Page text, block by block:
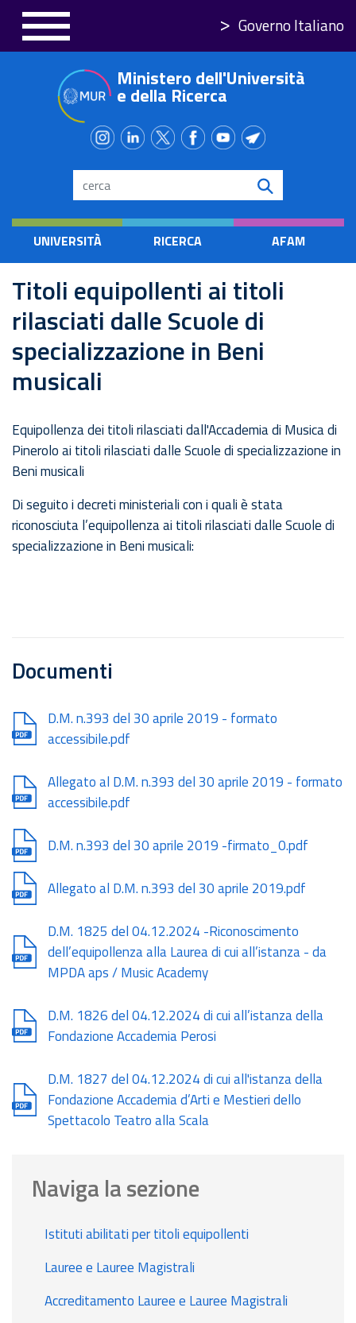
content
Governo Italiano
Ministero dell'Università
e della Ricerca
Search
UNIVERSITÀ RICERCA AFAM
Titoli equipollenti ai titoli
rilasciati dalle Scuole di
specializzazione in Beni
musicali
Equipollenza dei titoli rilasciati dall'Accademia di Musica di
Pinerolo ai titoli rilasciati dalle Scuole di specializzazione in
Beni musicali
Di seguito i decreti ministeriali con i quali è stata
riconosciuta l’equipollenza ai titoli rilasciati dalle Scuole di
specializzazione in Beni musicali:
Documenti
Document
D.M. n.393 del 30 aprile 2019 - formato
accessibile.pdf
Document
Allegato al D.M. n.393 del 30 aprile 2019 - formato
accessibile.pdf
Document
D.M. n.393 del 30 aprile 2019 -firmato_0.pdf
Document
Allegato al D.M. n.393 del 30 aprile 2019.pdf
Document
D.M. 1825 del 04.12.2024 -Riconoscimento
dell’equipollenza alla Laurea di cui all’istanza - da
MPDA aps / Music Academy
Document
D.M. 1826 del 04.12.2024 di cui all’istanza della
Fondazione Accademia Perosi
Document
D.M. 1827 del 04.12.2024 di cui all'istanza della
Fondazione Accademia d’Arti e Mestieri dello
Spettacolo Teatro alla Scala
Naviga la sezione
Istituti abilitati per titoli equipollenti
Lauree e Lauree Magistrali
Accreditamento Lauree e Lauree Magistrali